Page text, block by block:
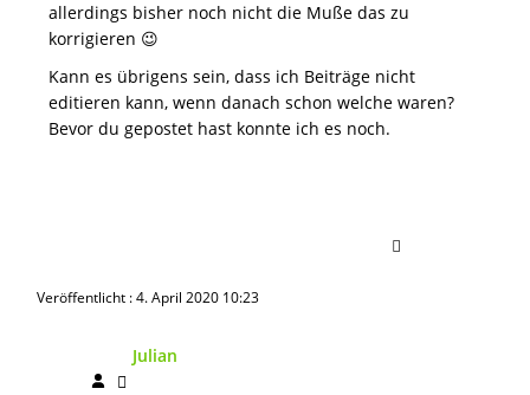
allerdings bisher noch nicht die Muße das zu
korrigieren 😉
Kann es übrigens sein, dass ich Beiträge nicht
editieren kann, wenn danach schon welche waren?
Bevor du gepostet hast konnte ich es noch.
Veröffentlicht : 4. April 2020 10:23
Julian